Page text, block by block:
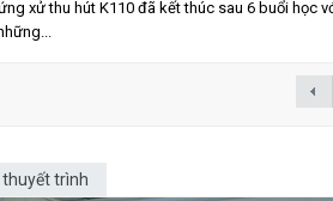
xử thu hút K110 đã kết thúc sau 6 buổi học
thuyết trình